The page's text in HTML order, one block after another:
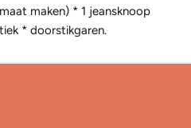
maken) * 1 jeansknoop
* doorstikgaren.